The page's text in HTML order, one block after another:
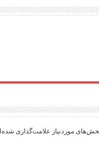
موردنیاز علامت‌گذاری